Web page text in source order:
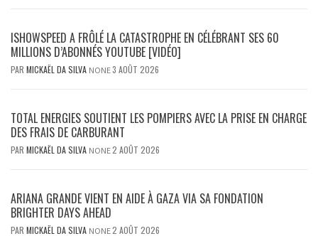
ISHOWSPEED A FRÔLÉ LA CATASTROPHE EN CÉLÉBRANT SES 60
MILLIONS D’ABONNÉS YOUTUBE [VIDÉO]
PAR MICKAËL DA SILVA NONE3 AOÛT 2026
TOTAL ENERGIES SOUTIENT LES POMPIERS AVEC LA PRISE EN CHARGE
DES FRAIS DE CARBURANT
PAR MICKAËL DA SILVA NONE2 AOÛT 2026
ARIANA GRANDE VIENT EN AIDE À GAZA VIA SA FONDATION
BRIGHTER DAYS AHEAD
PAR MICKAËL DA SILVA NONE2 AOÛT 2026